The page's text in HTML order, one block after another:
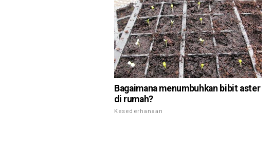
Bagaimana menumbuhkan bibit aster
di rumah?
Kesederhanaan